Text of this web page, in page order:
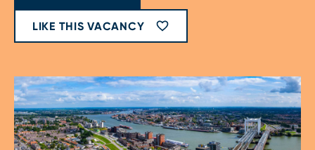
LIKE THIS VACANCY